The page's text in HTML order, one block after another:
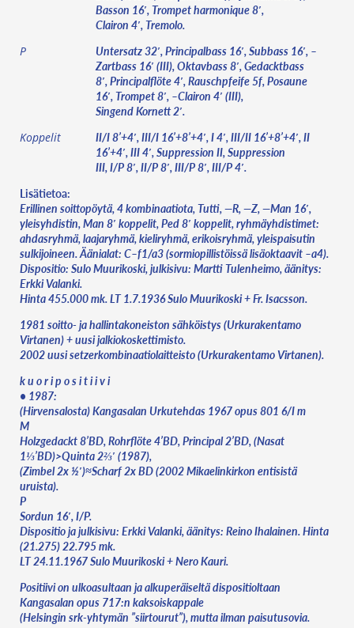
Basson 16′, Trompet harmonique 8′,
Clairon 4′, Tremolo.
P
Untersatz 32′, Principalbass 16′, Subbass 16′, –
Zartbass 16′ (III), Oktavbass 8′, Gedacktbass
8′, Principalflöte 4′, Rauschpfeife 5f, Posaune
16′, Trompet 8′, –Clairon 4′ (III),
Singend Kornett 2′.
Koppelit
II/I 8’+4′, III/I 16’+8’+4′, I 4′, III/II 16’+8’+4′, II
16’+4′, III 4′, Suppression II, Suppression
III, I/P 8′, II/P 8′, III/P 8′, III/P 4′.
Lisätietoa:
Erillinen soittopöytä, 4 kombinaatiota, Tutti, —R, —Z, —Man 16′,
yleisyhdistin, Man 8′ koppelit, Ped 8′ koppelit, ryhmäyhdistimet:
ahdasryhmä, laajaryhmä, kieliryhmä, erikoisryhmä, yleispaisutin
sulkijoineen. Äänialat: C–f1/a3 (sormiopillistöissä lisäoktaavit –a4).
Dispositio: Sulo Muurikoski, julkisivu: Martti Tulenheimo, äänitys:
Erkki Valanki.
Hinta 455.000 mk. LT 1.7.1936 Sulo Muurikoski + Fr. Isacsson.
1981 soitto- ja hallintakoneiston sähköistys (Urkurakentamo
Virtanen) + uusi jalkiokoskettimisto.
2002 uusi setzerkombinaatiolaitteisto (Urkurakentamo Virtanen).
k u o r i p o s i t i i v i
• 1987:
(Hirvensalosta) Kangasalan Urkutehdas 1967 opus 801 6/I m
M
Holzgedackt 8’BD, Rohrflöte 4’BD, Principal 2’BD, (Nasat
1⅓’BD)>Quinta 2⅔′ (1987),
(Zimbel 2x ½′)≈Scharf 2x BD (2002 Mikaelinkirkon entisistä
uruista).
P
Sordun 16′, I/P.
Dispositio ja julkisivu: Erkki Valanki, äänitys: Reino Ihalainen. Hinta
(21.275) 22.795 mk.
LT 24.11.1967 Sulo Muurikoski + Nero Kauri.
Positiivi on ulkoasultaan ja alkuperäiseltä dispositioltaan
Kangasalan opus 717:n kaksoiskappale
(Helsingin srk-yhtymän ”siirtourut”), mutta ilman paisutusovia.